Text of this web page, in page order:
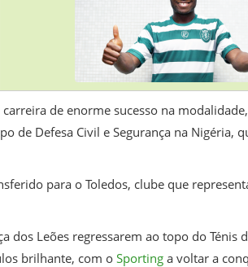
de enorme sucesso na
de Defesa Civil e Segurança na Nigéria,
para o Toledos, clube que
Leões regressarem ao topo do Ténis
brilhante, com o Sportinga voltar a